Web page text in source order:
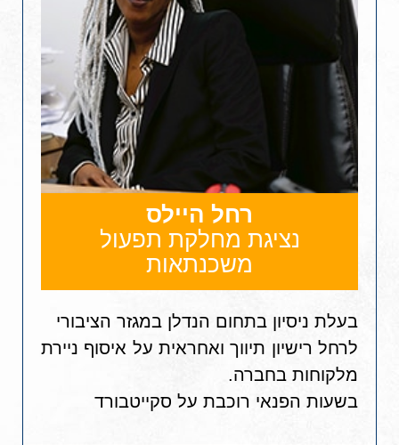
רחל היילס
נציגת מחלקת תפעול
משכנתאות
בעלת ניסיון בתחום הנדלן במגזר הציבורי
לרחל רישיון תיווך ואחראית על איסוף ניירת
מלקוחות בחברה.
בשעות הפנאי רוכבת על סקייטבורד